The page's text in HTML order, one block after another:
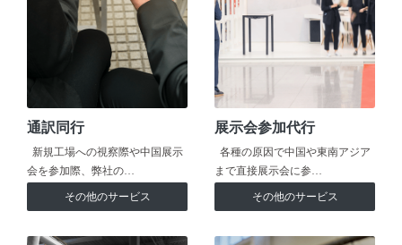
通訳同行
新規工場への視察際や中国展示
会を参加際、弊社の…
その他のサービス
展示会参加代行
各種の原因で中国や東南アジア
まで直接展示会に参…
その他のサービス